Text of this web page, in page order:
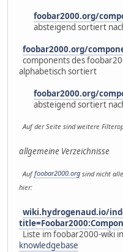
foobar2000.org/
absteigend sortiert
foobar2000.org/
components des
alphabetisch sortiert
foobar2000.org/
absteigend sortiert
Auf der Seite sind weitere
allgemeine Verzeichnisse
Auffoobar2000.org sind nicht
hier:
wiki.hydrogenaud.io/
Liste im foobar2000-wiki
knowledgebase